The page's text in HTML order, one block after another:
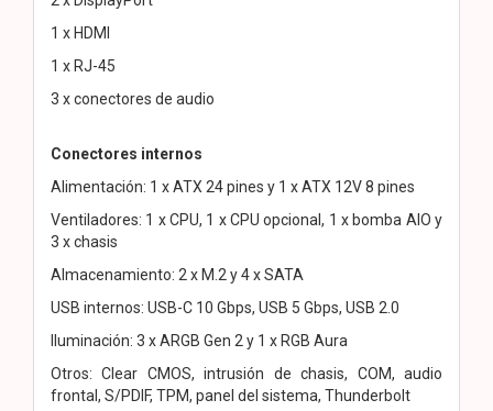
1 x HDMI
1 x RJ-45
3 x conectores de audio
Conectores internos
Alimentación: 1 x ATX 24 pines y 1 x ATX 12V 8 pines
Ventiladores: 1 x CPU, 1 x CPU opcional, 1 x bomba AIO y
3 x chasis
Almacenamiento: 2 x M.2 y 4 x SATA
USB internos: USB-C 10 Gbps, USB 5 Gbps, USB 2.0
Iluminación: 3 x ARGB Gen 2 y 1 x RGB Aura
Otros: Clear CMOS, intrusión de chasis, COM, audio
frontal, S/PDIF, TPM, panel del sistema, Thunderbolt